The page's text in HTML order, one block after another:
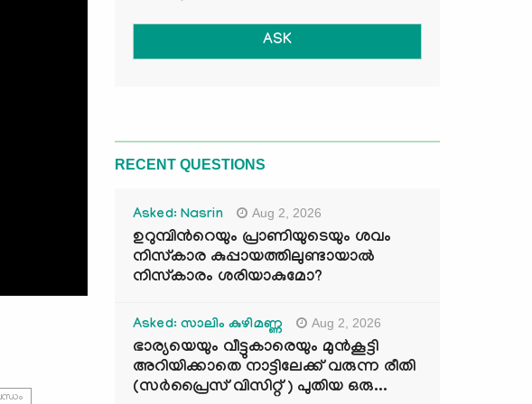
ASK
RECENT QUESTIONS
Asked: Nasrin Aug 2, 2026
ഉറുമ്പിന്‍റെയും പ്രാണിയുടെയും ശവം
നിസ്കാര കുപ്പായത്തിലുണ്ടായാൽ
നിസ്കാരം ശരിയാകുമോ?
Asked: സാലിം കുഴിമണ്ണ Aug 2, 2026
ഭാര്യയെയും വീട്ടുകാരെയും മുൻകൂട്ടി
അറിയിക്കാതെ നാട്ടിലേക്ക് വരുന്ന രീതി
(സർപ്രൈസ് വിസിറ്റ് ) പുതിയ ഒരു...